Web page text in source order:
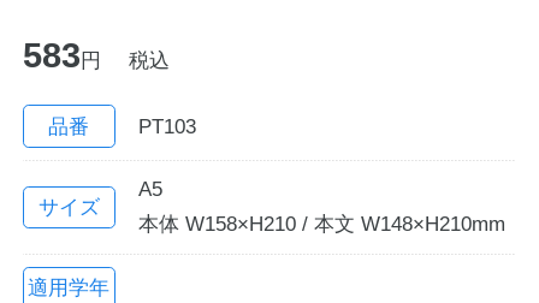
企業情報
お問い合わせ
English
583 円 税込
品番 PT103
サイズ
A5
本体 W158×H210 / 本文 W148×H210mm
適用学年